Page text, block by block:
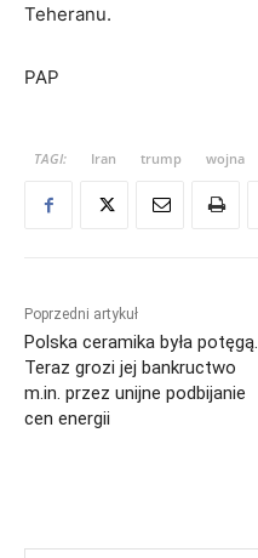
Teheranu.
PAP
TAGI: Iran trump wojna
Poprzedni artykuł
Polska ceramika była potęgą.
Teraz grozi jej bankructwo
m.in. przez unijne podbijanie
cen energii